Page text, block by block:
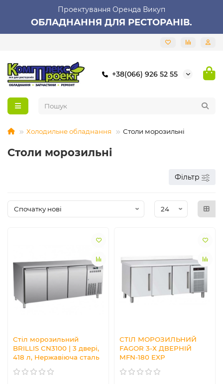
Проектування Оренда Викуп
ОБЛАДНАННЯ ДЛЯ РЕСТОРАНІВ.
+38(066) 926 52 55
Холодильне обладнання Столи морозильні
Столи морозильні
Фільтр
Стіл морозильний
BRILLIS СN3100 | 3 двері,
418 л, Нержавіюча сталь
СТІЛ МОРОЗИЛЬНИЙ
FAGOR 3-Х ДВЕРНІЙ
MFN-180 EXP